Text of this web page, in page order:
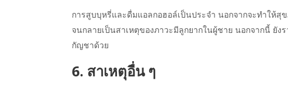
การสูบบุหรี่และดื่มแอลกอฮอล์เป็นประจำ นอกจากจะทำให้สุ
จนกลายเป็นสาเหตุของภาวะมีลูกยากในผู้ชาย นอกจากนี้ ยั
กัญชาด้วย
6. สาเหตุอื่น ๆ